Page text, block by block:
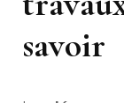
savoir